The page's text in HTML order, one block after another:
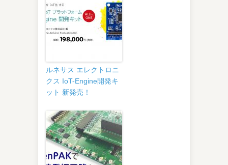
ルネサス エレクトロニ
クス IoT-Engine開発キ
ット 新発売！